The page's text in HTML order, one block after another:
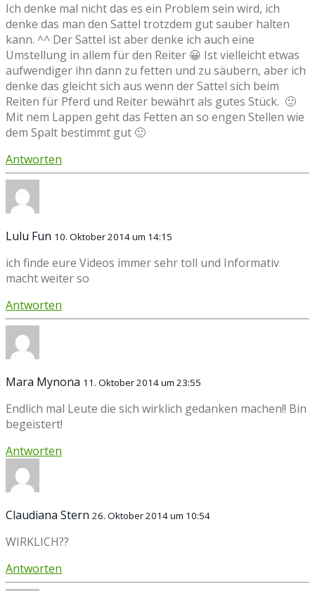
Ich denke mal nicht das es ein Problem sein wird, ich
denke das man den Sattel trotzdem gut sauber halten
kann. ^^ Der Sattel ist aber denke ich auch eine
Umstellung in allem für den Reiter 😀 Ist vielleicht etwas
aufwendiger ihn dann zu fetten und zu säubern, aber ich
denke das gleicht sich aus wenn der Sattel sich beim
Reiten für Pferd und Reiter bewährt als gutes Stück. 🙂
Mit nem Lappen geht das Fetten an so engen Stellen wie
dem Spalt bestimmt gut 🙂
Antworten
Lulu Fun 10. Oktober 2014 um 14:15
ich finde eure Videos immer sehr toll und Informativ
macht weiter so
Antworten
Mara Mynona 11. Oktober 2014 um 23:55
Endlich mal Leute die sich wirklich gedanken machen!! Bin
begeistert!
Antworten
Claudiana Stern 26. Oktober 2014 um 10:54
WIRKLICH??
Antworten